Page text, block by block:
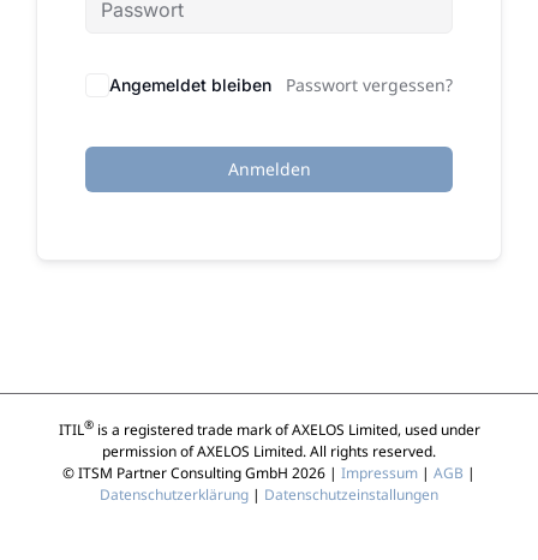
Angemeldet bleiben Passwort vergessen?
Anmelden
ITIL®is a registered trade mark of AXELOS Limited, used under
permission of AXELOS Limited. All rights reserved.
© ITSM Partner Consulting GmbH 2026 | Impressum | AGB |
Datenschutzerklärung | Datenschutzeinstallungen